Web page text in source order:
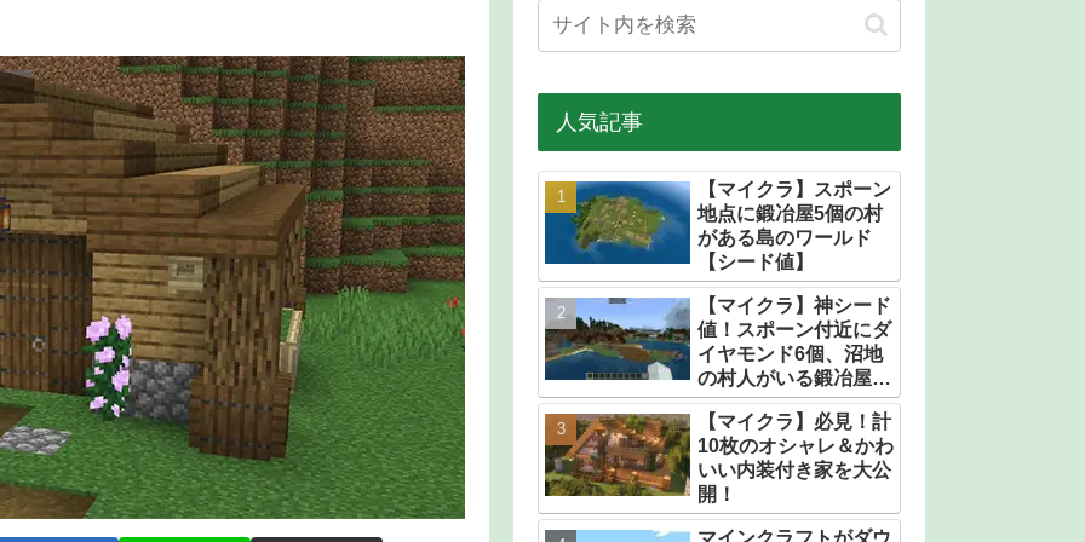
人気記事
【マイクラ】スポーン
地点に鍛冶屋5個の村
がある島のワールド
【シード値】
【マイクラ】神シード
値！スポーン付近にダ
イヤモンド6個、沼地
の村人がいる鍛冶屋だ
らけの村【統合版】
【マイクラ】必見！計
10枚のオシャレ＆かわ
いい内装付き家を大公
開！
マインクラフトがダウ